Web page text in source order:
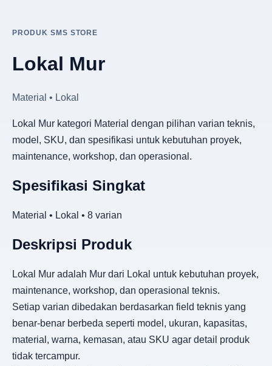
PRODUK SMS STORE
Lokal Mur
Material • Lokal
Lokal Mur kategori Material dengan pilihan varian teknis,
model, SKU, dan spesifikasi untuk kebutuhan proyek,
maintenance, workshop, dan operasional.
Spesifikasi Singkat
Material • Lokal • 8 varian
Deskripsi Produk
Lokal Mur adalah Mur dari Lokal untuk kebutuhan proyek,
maintenance, workshop, dan operasional teknis.
Setiap varian dibedakan berdasarkan field teknis yang
benar-benar berbeda seperti model, ukuran, kapasitas,
material, warna, kemasan, atau SKU agar detail produk
tidak tercampur.